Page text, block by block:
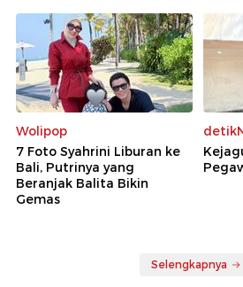
Wolipop
7 Foto Syahrini Liburan ke
Bali, Putrinya yang
Beranjak Balita Bikin
Gemas
Selengkapnya